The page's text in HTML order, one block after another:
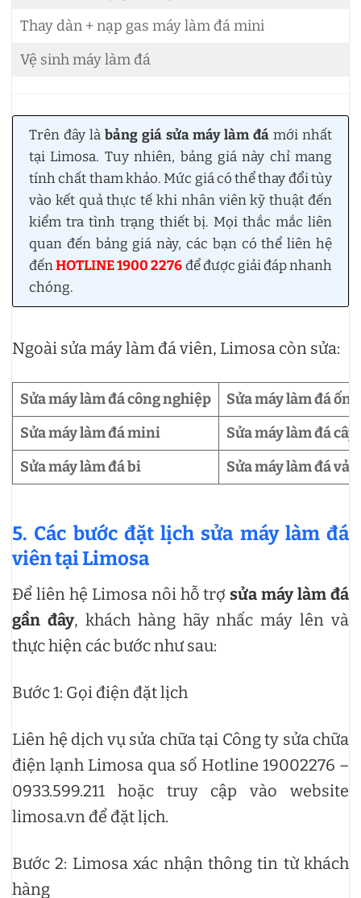
Thay dàn + nạp gas máy làm đá mini
Vệ sinh máy làm đá
Trên đây là bảng giá sửa máy làm đá mới nhất
tại Limosa. Tuy nhiên, bảng giá này chỉ mang
tính chất tham khảo. Mức giá có thể thay đổi tùy
vào kết quả thực tế khi nhân viên kỹ thuật đến
kiểm tra tình trạng thiết bị. Mọi thắc mắc liên
quan đến bảng giá này, các bạn có thể liên hệ
đếnHOTLINE 1900 2276để được giải đáp nhanh
chóng.
Ngoài sửa máy làm đá viên, Limosa còn sửa:
Sửa máy làm đá công nghiệp
Sửa máy làm đá ống
Sửa máy làm đá mini
Sửa máy làm đá cây
Sửa máy làm đá bi
Sửa máy làm đá vảy
5. Các bước đặt lịch sửa máy làm đá
viên tại Limosa
Để liên hệ Limosa nôi hỗ trợsửa máy làm đá
gần đây, khách hàng hãy nhấc máy lên và
thực hiện các bước như sau:
Bước 1: Gọi điện đặt lịch
Liên hệ dịch vụ sửa chữa tại Công ty sửa chữa
điện lạnh Limosa qua số Hotline 19002276 –
0933.599.211 hoặc truy cập vào website
limosa.vn để đặt lịch.
Bước 2: Limosa xác nhận thông tin từ khách
hàng